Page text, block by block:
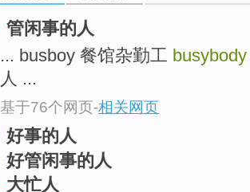
管闲事的人
... busboy 餐馆杂勤工 busybody
人 ...
基于76个网页-相关网页
好事的人
好管闲事的人
大忙人